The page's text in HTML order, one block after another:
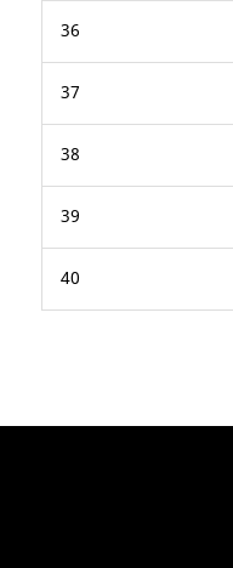
36
37
38
39
40